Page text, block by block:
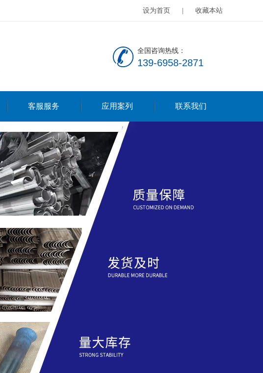
设为首页 收藏本站
全国咨询热线：
139-6958-2871
客服服务 应用案列 联系我们